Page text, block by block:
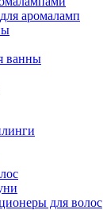
аромаламп
ванны
для волос